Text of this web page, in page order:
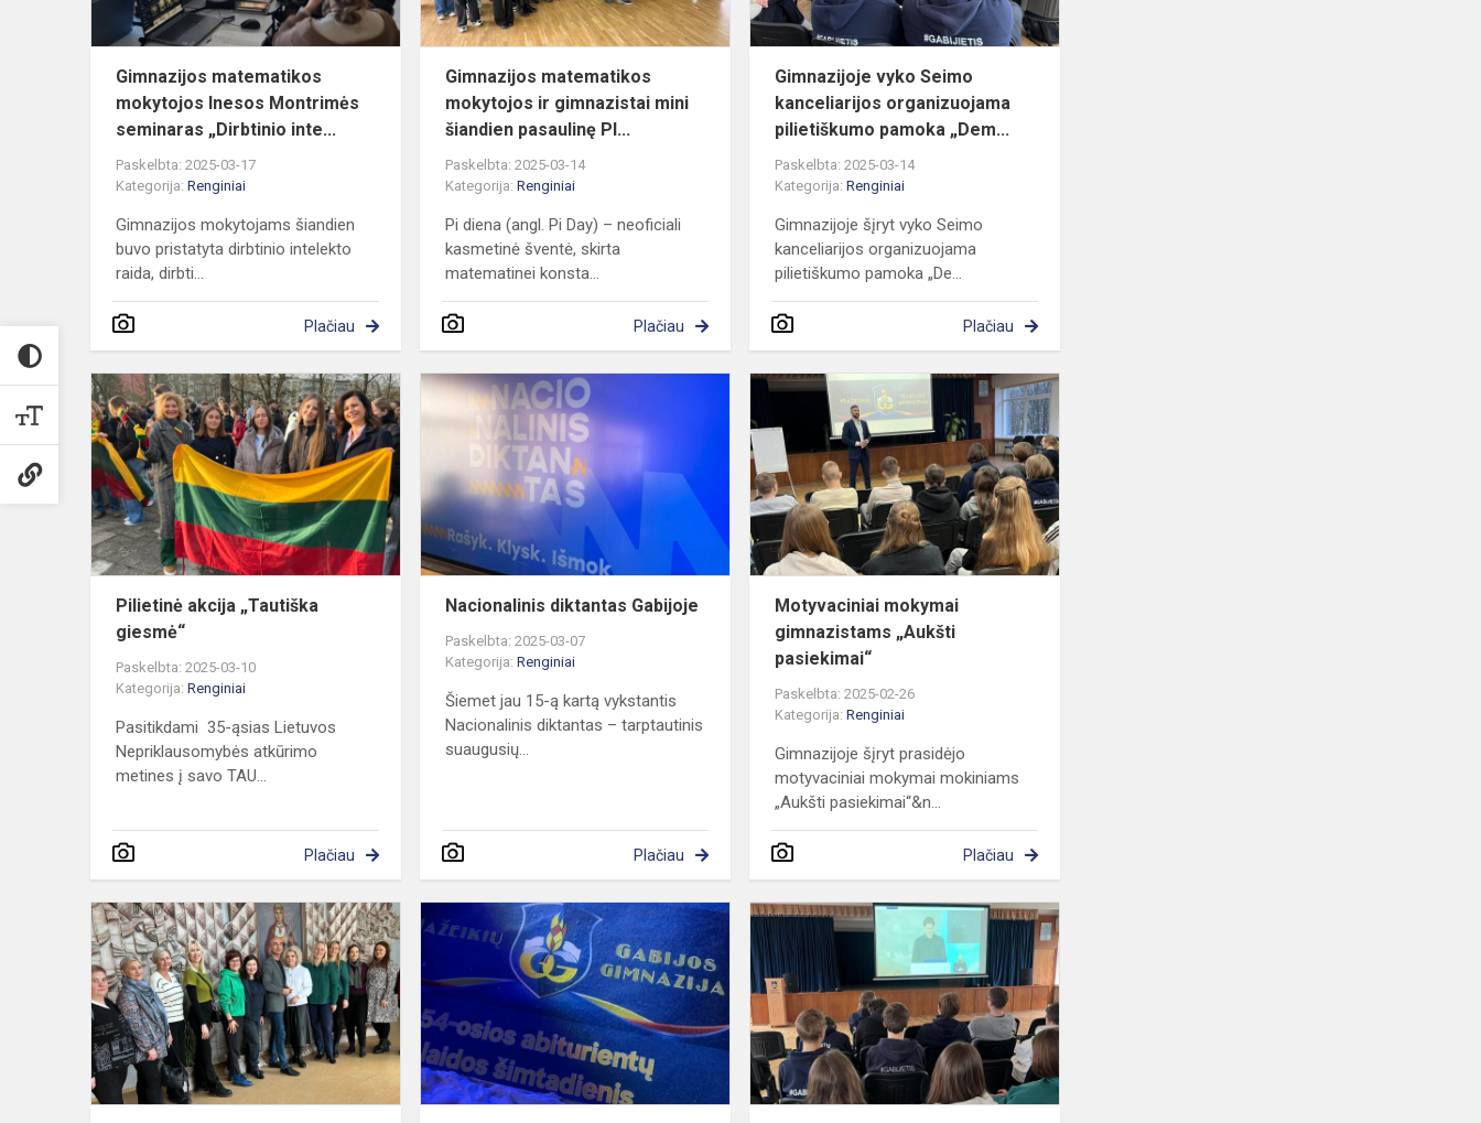
Gimnazijos matematikos
mokytojos Inesos Montrimės
seminaras „Dirbtinio inte...
Paskelbta: 2025-03-17
Kategorija: Renginiai
Gimnazijos mokytojams šiandien
buvo pristatyta dirbtinio intelekto
raida, dirbti...
Plačiau
šiandi...
Gimnazijos matematikos
mokytojos ir gimnazistai mini
šiandien pasaulinę PI...
Paskelbta: 2025-03-14
Kategorija:Renginiai
Pi diena (angl. Pi Day) – neoficiali
kasmetinė šventė, skirta
matematinei konsta...
Plačiau
Gimnazijoje vyko Seimo
kanceliarijos organizuojama
pilietiškumo pamoka „Dem...
Paskelbta: 2025-03-14
Kategorija:Renginiai
Gimnazijoje šįryt vyko Seimo
kanceliarijos organizuojama
pilietiškumo pamoka „De...
Plačiau
Pilietinė
akcija
„Tautiška
Pilietinė akcija „Tautiška
giesmė“
Paskelbta: 2025-03-10
Kategorija: Renginiai
Pasitikdami 35-ąsias Lietuvos
Nepriklausomybės atkūrimo
metines į savo TAU...
Plačiau
Nacionalinis
Gabijoje
Nacionalinis diktantas Gabijoje
Paskelbta: 2025-03-07
Kategorija:Renginiai
Šiemet jau 15-ą kartą vykstantis
Nacionalinis diktantas – tarptautinis
suaugusių...
Plačiau
Motyvaciniai
gimnazistams
„Aukšti
pasiekimai“
Motyvaciniai mokymai
gimnazistams „Aukšti
pasiekimai“
Paskelbta: 2025-02-26
Kategorija:Renginiai
Gimnazijoje šįryt prasidėjo
motyvaciniai mokymai mokiniams
„Aukšti pasiekimai“&n...
Plačiau
Svečiuose
Šiaulių
ikimokyklinio
ugdymo
pedagogai
54-
osios
mūsų
gimnazijos
laidos
abiturientų
šimtadienis
„Skaitmeninė
banga“
gimnazijoje